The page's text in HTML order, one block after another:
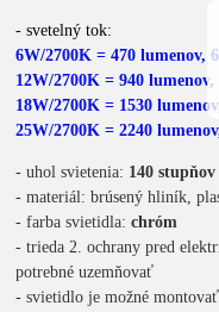
- svetelný tok:
6W/2700K = 470 lumenov,
12W/2700K = 940 lumenov,
18W/2700K = 1530
25W/2700K = 2240
- uhol svietenia: 140 stupňov
- materiál: brúsený hliník,
- farba svietidla:chróm
- trieda 2. ochrany pred
potrebné uzemňovať
- svietidlo je možné